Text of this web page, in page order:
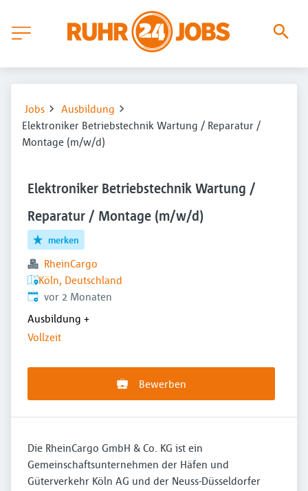
Jobs
Ausbildung
Elektroniker Betriebstechnik Wartung / Reparatur /
Montage (m/w/d)
Elektroniker Betriebstechnik Wartung /
Reparatur / Montage (m/w/d)
merken
RheinCargo
Köln, Deutschland
Veröffentlicht:
vor 2 Monaten
Ausbildung +
Vollzeit
Bewerben
Die RheinCargo GmbH & Co. KG ist ein
Gemeinschaftsunternehmen der Häfen und
Güterverkehr Köln AG und der Neuss-Düsseldorfer